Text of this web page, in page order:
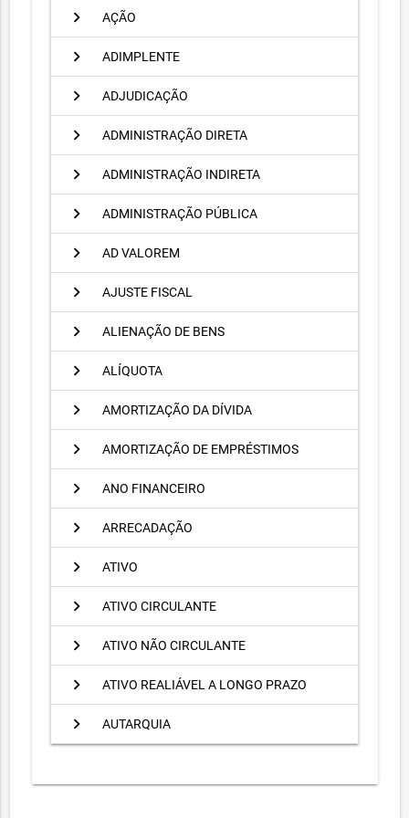
chevron_right AÇÃO
chevron_right ADIMPLENTE
chevron_right ADJUDICAÇÃO
chevron_right ADMINISTRAÇÃO DIRETA
chevron_right ADMINISTRAÇÃO INDIRETA
chevron_right ADMINISTRAÇÃO PÚBLICA
chevron_right AD VALOREM
chevron_right AJUSTE FISCAL
chevron_right ALIENAÇÃO DE BENS
chevron_right ALÍQUOTA
chevron_right AMORTIZAÇÃO DA DÍVIDA
chevron_right AMORTIZAÇÃO DE EMPRÉSTIMOS
chevron_right ANO FINANCEIRO
chevron_right ARRECADAÇÃO
chevron_right ATIVO
chevron_right ATIVO CIRCULANTE
chevron_right ATIVO NÃO CIRCULANTE
chevron_right ATIVO REALIÁVEL A LONGO PRAZO
chevron_right AUTARQUIA